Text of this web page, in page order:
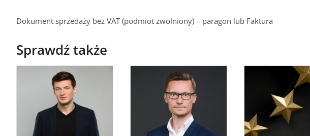
Dokument sprzedaży bez VAT (podmiot zwolniony) – paragon lub Faktura
Sprawdź także